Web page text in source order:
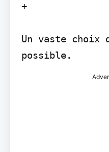
+
Un vaste choix
possible.